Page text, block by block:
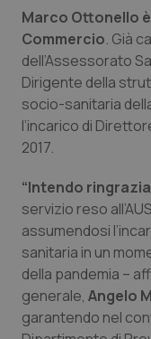
Piemonte
Provincia
Provincia
Puglia
Sardegna
Sicilia
Toscana
HIV
Infezioni &
Ipertensione
Malattie rare
Malattia di
Obesità
Marco Ottonello
Commercio. Già
dell’Assessorato
Dirigente della
socio-sanitaria
l’incarico di
2017.
“Intendo
servizio reso
assumendosi
sanitaria in un
della pandemia –
generale, Angelo
garantendo nel